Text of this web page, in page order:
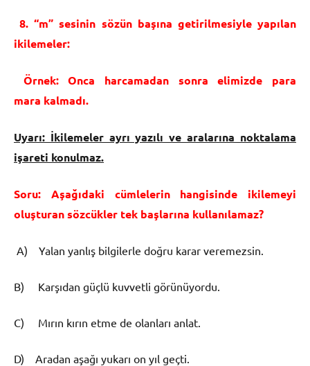
8. “m” sesinin sözün başına getirilmesiyle yapılan
ikilemeler:
Örnek: Onca harcamadan sonra elimizde para
mara kalmadı.
Uyarı: İkilemeler ayrı yazılı ve aralarına noktalama
işareti konulmaz.
Soru: Aşağıdaki cümlelerin hangisinde ikilemeyi
oluşturan sözcükler tek başlarına kullanılamaz?
A) Yalan yanlış bilgilerle doğru karar veremezsin.
B) Karşıdan güçlü kuvvetli görünüyordu.
C) Mırın kırın etme de olanları anlat.
D) Aradan aşağı yukarı on yıl geçti.